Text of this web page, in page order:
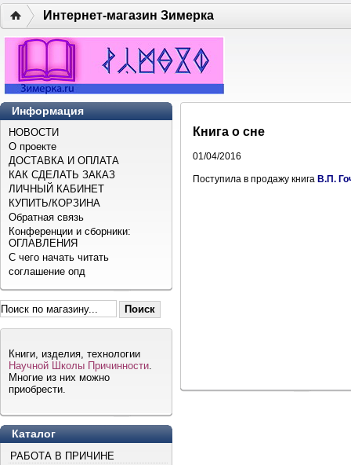
Интернет-магазин Зимерка
Информация
НОВОСТИ
О проекте
ДОСТАВКА И ОПЛАТА
КАК СДЕЛАТЬ ЗАКАЗ
ЛИЧНЫЙ КАБИНЕТ
КУПИТЬ/КОРЗИНА
Обратная связь
Конференции и сборники:
ОГЛАВЛЕНИЯ
С чего начать читать
соглашение опд
Книги, изделия, технологии
Научной Школы Причинности
Многие из них можно
приобрести.
Каталог
РАБОТА В ПРИЧИНЕ
Книга о сне
01/04/2016
Поступила в продажу книга В.П.